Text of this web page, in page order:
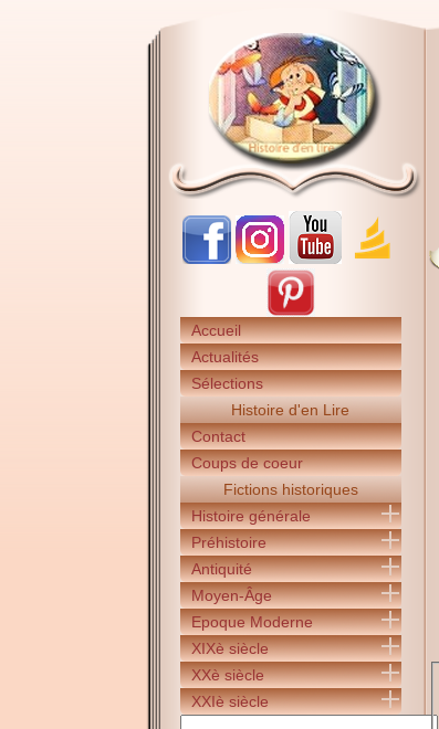
Accueil
Actualités
Sélections
Histoire d'en Lire
Contact
Coups de coeur
Fictions historiques
Histoire générale
Préhistoire
Antiquité
Moyen-Âge
Epoque Moderne
XIXè siècle
XXè siècle
XXIè siècle